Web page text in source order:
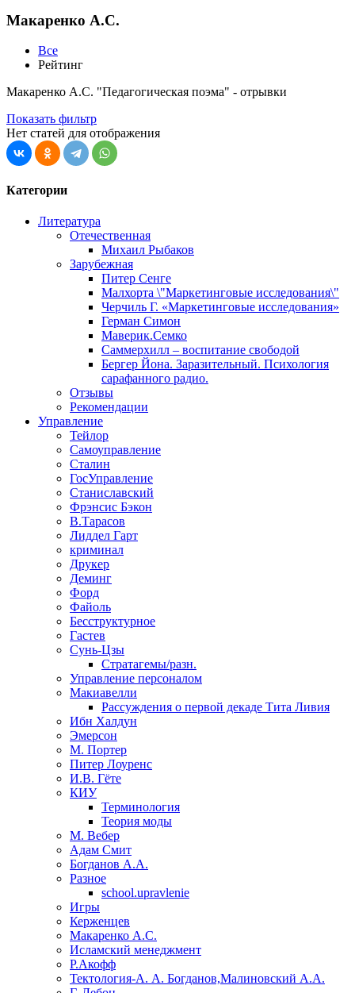
Макаренко А.С.
Все
Рейтинг
Макаренко А.С. "Педагогическая поэма" - отрывки
Показать фильтр
Нет статей для отображения
Категории
Литература
Отечественная
Михаил Рыбаков
Зарубежная
Питер Сенге
Малхорта \"Маркетинговые исследования\"
Черчиль Г. «Маркетинговые исследования»
Герман Симон
Маверик.Семко
Саммерхилл – воспитание свободой
Бергер Йона. Заразительный. Психология
сарафанного радио.
Отзывы
Рекомендации
Управление
Тейлор
Самоуправление
Сталин
ГосУправление
Станиславский
Фрэнсис Бэкон
В.Тарасов
Лиддел Гарт
криминал
Друкер
Деминг
Форд
Файоль
Бесструктурное
Гастев
Сунь-Цзы
Стратагемы/разн.
Управление персоналом
Макиавелли
Рассуждения о первой декаде Тита Ливия
Ибн Халдун
Эмерсон
М. Портер
Питер Лоуренс
И.В. Гёте
КИУ
Терминология
Теория моды
М. Вебер
Адам Смит
Богданов А.А.
Разное
school.upravlenie
Игры
Керженцев
Макаренко А.С.
Исламский менеджмент
Р.Акофф
Тектология-А. А. Богданов,Малиновский А.А.